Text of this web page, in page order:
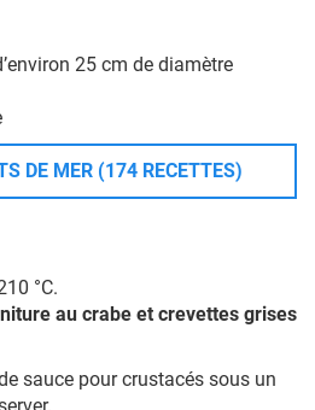
25 cm de diamètre
DE MER (174 RECETTES)
°C.
au crabe et crevettes grises
sauce pour crustacés sous un